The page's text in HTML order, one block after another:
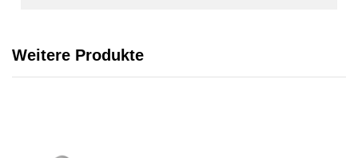
Weitere Produkte